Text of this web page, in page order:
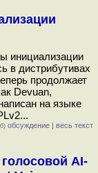
инициализации
в дистрибутивах
продолжает
Devuan,
на языке
обсуждение | весь текст
AI-